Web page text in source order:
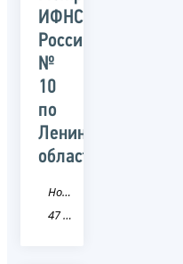
ИФНС
России
№
10
по
Ленинградской
области
Новость
47 Ленинградская область